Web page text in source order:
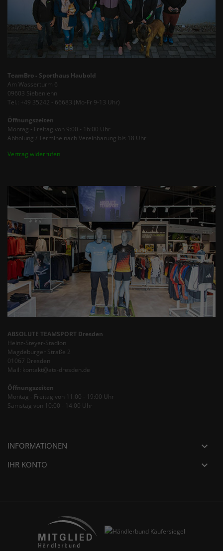
TeamBro - Sporthaus Haubold
Am Wasserturm 6
09603 Siebenlehn
Tel.: +49 35242 - 66683 (Mo-Fr 9-13 Uhr)
Öffnungszeiten
Montag - Freitag von 9:00 - 16:00 Uhr
Abholung / Termine nach Vereinbarung bis 18 Uhr
Vertrag widerrufen
ABSOLUTE TEAMSPORT Dresden
Heinz-Steyer-Stadion
Magdeburger Straße 2
01067 Dresden
Mail: kontakt@ats-dresden.de
Öffnungszeiten
Montag - Freitag von 11:00 - 19:00 Uhr
Samstag von 10:00 - 14:00 Uhr
INFORMATIONEN 
IHR KONTO 